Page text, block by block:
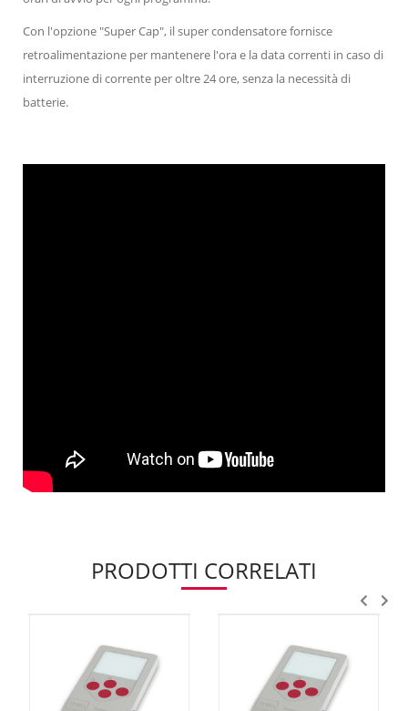
Con l'opzione "Super Cap", il super condensatore fornisce
retroalimentazione per mantenere l'ora e la data correnti in caso di
interruzione di corrente per oltre 24 ore, senza la necessità di
batterie.
PRODOTTI CORRELATI